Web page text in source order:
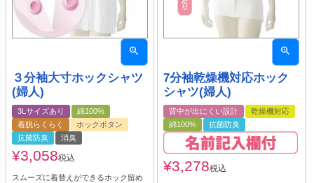
３分袖大寸ホックシャツ
(婦人)
3Lサイズあり
綿100%
着脱らくらく
ホックボタン
抗菌防臭
消臭
¥3,058税込
スムーズに着替えができるホック留め
7分袖乾燥機対応ホック
シャツ(婦人)
背中が出にくい設計
乾燥機対応
綿100%
抗菌防臭
¥3,278税込